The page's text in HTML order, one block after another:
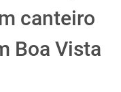
canteiro
Boa Vista